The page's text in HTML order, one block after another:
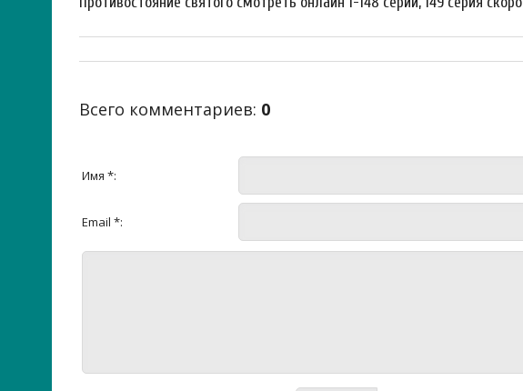
Всего комментариев: 0
Имя *:
Email *: